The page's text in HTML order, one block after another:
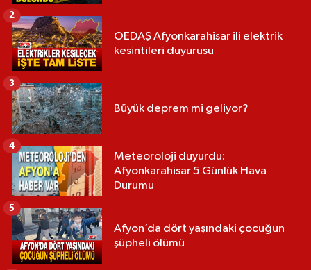
OEDAŞ Afyonkarahisar ili elektrik
kesintileri duyurusu
2
Büyük deprem mi geliyor?
3
Meteoroloji duyurdu:
Afyonkarahisar 5 Günlük Hava
Durumu
4
Afyon’da dört yaşındaki çocuğun
şüpheli ölümü
5